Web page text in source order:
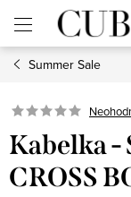
obsah
Summer Sale
Kabelka -
CROSS